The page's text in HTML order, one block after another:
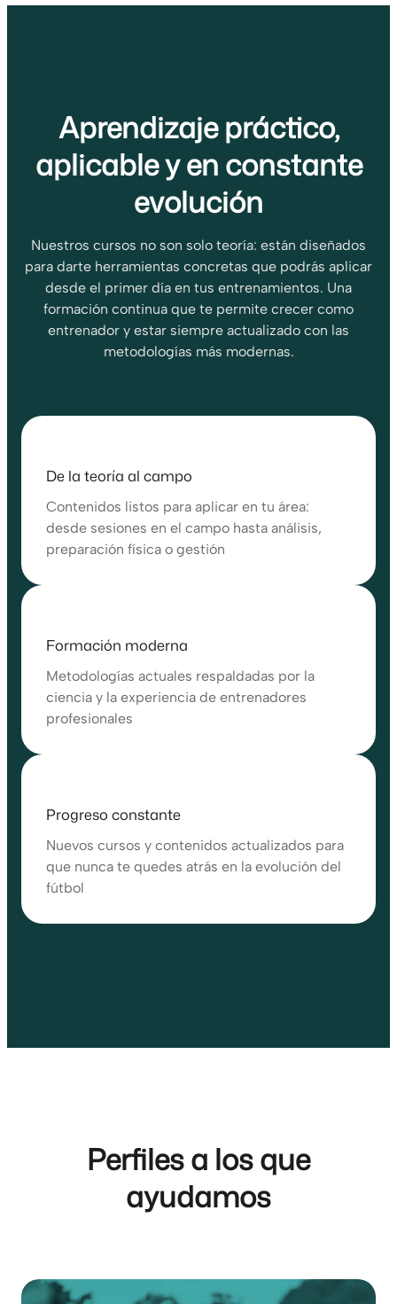
Aprendizaje práctico,
aplicable y en constante
evolución
Nuestros cursos no son solo teoría: están diseñados
para darte herramientas concretas que podrás aplicar
desde el primer día en tus entrenamientos. Una
formación continua que te permite crecer como
entrenador y estar siempre actualizado con las
metodologías más modernas.
De la teoría al campo
Contenidos listos para aplicar en tu área:
desde sesiones en el campo hasta análisis,
preparación física o gestión
Formación moderna
Metodologías actuales respaldadas por la
ciencia y la experiencia de entrenadores
profesionales
Progreso constante
Nuevos cursos y contenidos actualizados para
que nunca te quedes atrás en la evolución del
fútbol
Perfiles a los que
ayudamos